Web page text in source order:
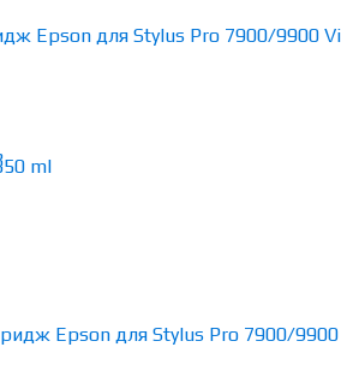
Epson для Stylus Pro 7900/9900